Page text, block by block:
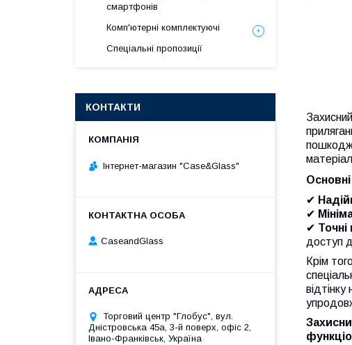
✔
✔
✔ Точні
доступ
Крім
смартфонів
Комп'ютерні комплектуючі
Спеціальні пропозиції
КОНТАКТИ
Інтернет-магазин "Case&Glass"
CaseandGlass
Торговий центр "Глобус", вул.
Дністровська 45а, 3-й поверх, офіс 2,
Івано-Франківськ, Україна